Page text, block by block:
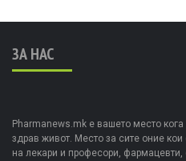
ЗА НАС
Pharmanews.mk е вашето место
здрав живот. Место за сите оние кои
на лекари и професори, фармацевти,